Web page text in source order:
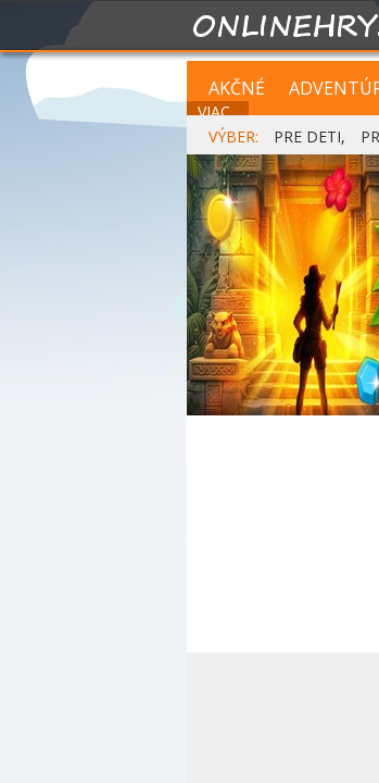
AKČNÉ
VIAC...
VÝBER:
PRE DETI,